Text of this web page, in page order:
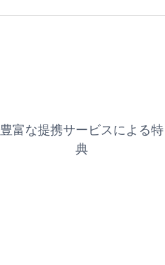
豊富な提携サービスによる特
典